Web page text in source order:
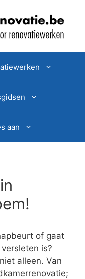
aan
of gaat
is?
alleen. Van